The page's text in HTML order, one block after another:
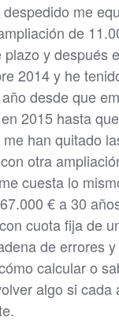
me
de
y después
2014 y he
desde que
2015 hasta
han quitado
otra
cuesta lo
€ a 30
cuota fija de
de errores
calcular o
algo si cada